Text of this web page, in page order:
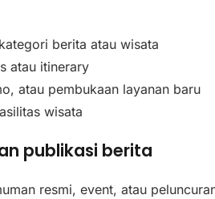
berita atau wisata
atau itinerary
atau pembukaan layanan baru
wisata
publikasi berita
resmi, event, atau